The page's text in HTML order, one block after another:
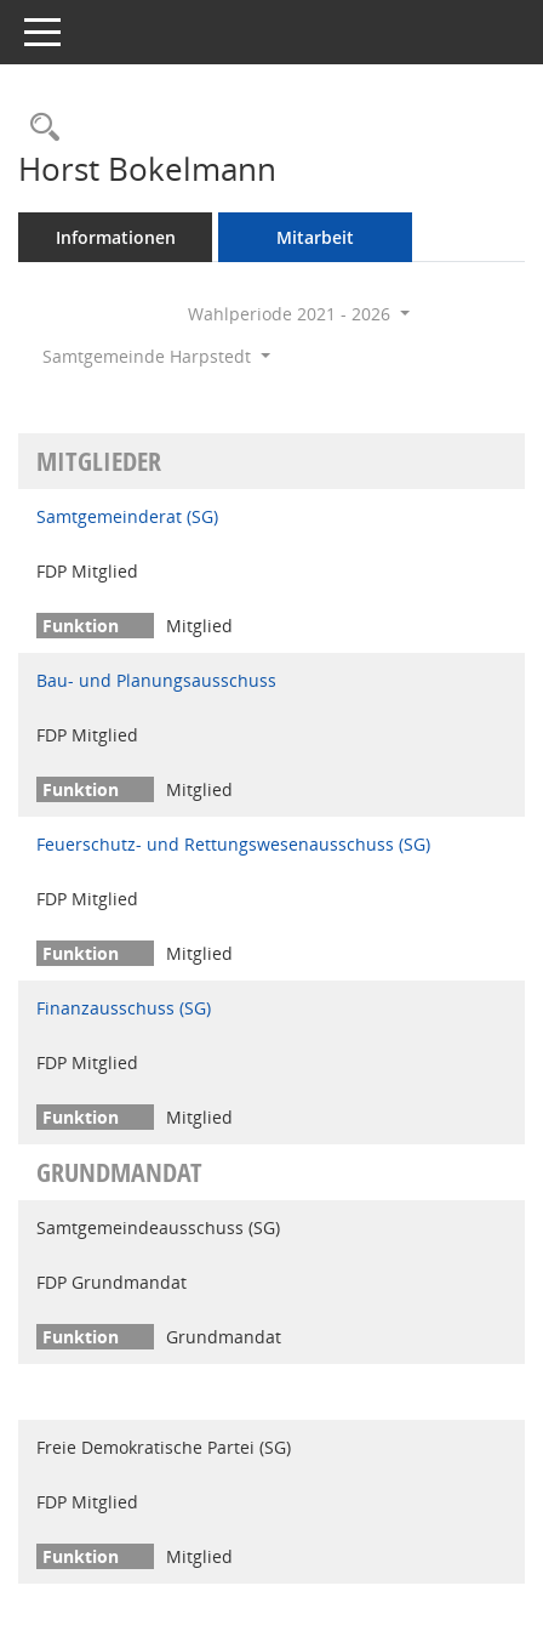
Toggle navigation
Rechercheauswahl
Horst Bokelmann
Informationen Mitarbeit
Wahlperiode 2021 - 2026
Samtgemeinde Harpstedt
MITGLIEDER
Samtgemeinderat (SG)
FDP Mitglied
Mitglied
Bau- und Planungsausschuss
FDP Mitglied
Mitglied
Feuerschutz- und Rettungswesenausschuss (SG)
FDP Mitglied
Mitglied
Finanzausschuss (SG)
FDP Mitglied
Mitglied
GRUNDMANDAT
Samtgemeindeausschuss (SG)
FDP Grundmandat
Grundmandat
Freie Demokratische Partei (SG)
FDP Mitglied
Mitglied